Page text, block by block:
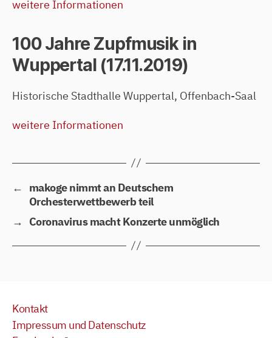
weitere Informationen
100 Jahre Zupfmusik in
Wuppertal (17.11.2019)
Historische Stadthalle Wuppertal, Offenbach-Saal
weitere Informationen
←
makoge nimmt an Deutschem
Orchesterwettbewerb teil
→
Coronavirus macht Konzerte unmöglich
Kontakt
Impressum und Datenschutz